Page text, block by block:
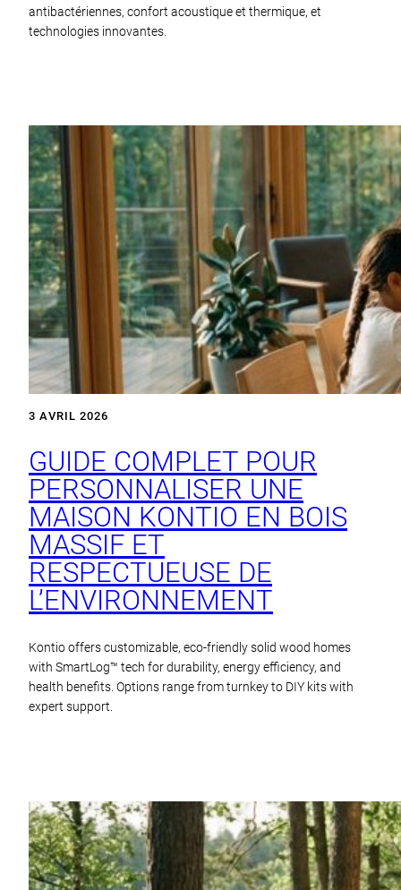
antibactériennes, confort acoustique et thermique, et
technologies innovantes.
3 AVRIL 2026
GUIDE COMPLET POUR
PERSONNALISER UNE
MAISON KONTIO EN BOIS
MASSIF ET
RESPECTUEUSE DE
L’ENVIRONNEMENT
Kontio offers customizable, eco-friendly solid wood homes
with SmartLog™ tech for durability, energy efficiency, and
health benefits. Options range from turnkey to DIY kits with
expert support.